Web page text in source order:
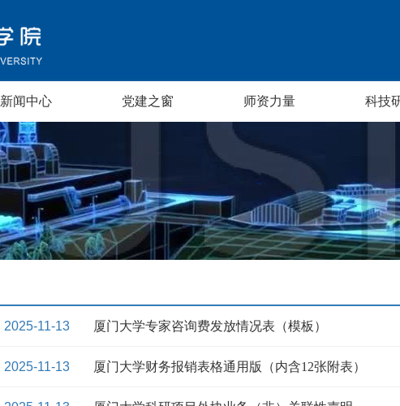
新闻中心 党建之窗 师资力量 科技
2025-11-13 厦门大学专家咨询费发放情况表（模板）
2025-11-13 厦门大学财务报销表格通用版（内含12张附表）